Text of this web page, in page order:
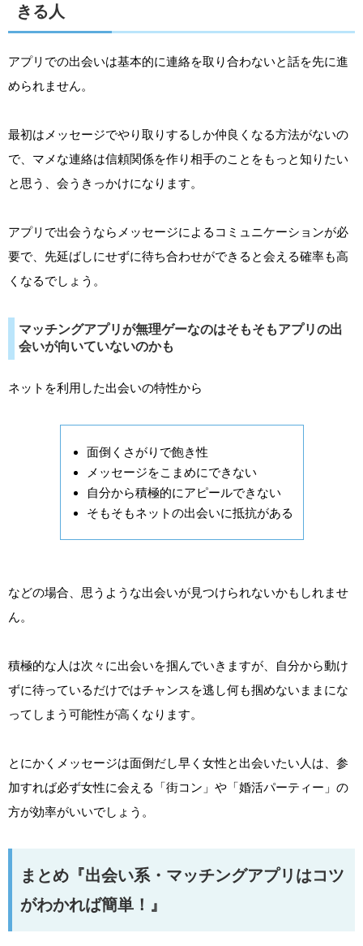
きる人
アプリでの出会いは基本的に連絡を取り合わないと話を先に進
められません。
最初はメッセージでやり取りするしか仲良くなる方法がないの
で、マメな連絡は信頼関係を作り相手のことをもっと知りたい
と思う、会うきっかけになります。
アプリで出会うならメッセージによるコミュニケーションが必
要で、先延ばしにせずに待ち合わせができると会える確率も高
くなるでしょう。
マッチングアプリが無理ゲーなのはそもそもアプリの出
会いが向いていないのかも
ネットを利用した出会いの特性から
面倒くさがりで飽き性
メッセージをこまめにできない
自分から積極的にアピールできない
そもそもネットの出会いに抵抗がある
などの場合、思うような出会いが見つけられないかもしれませ
ん。
積極的な人は次々に出会いを掴んでいきますが、自分から動け
ずに待っているだけではチャンスを逃し何も掴めないままにな
ってしまう可能性が高くなります。
とにかくメッセージは面倒だし早く女性と出会いたい人は、参
加すれば必ず女性に会える「街コン」や「婚活パーティー」の
方が効率がいいでしょう。
まとめ『出会い系・マッチングアプリはコツ
がわかれば簡単！』